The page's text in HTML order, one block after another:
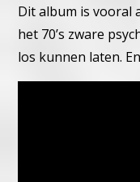
Dit album is vooral
het 70’s zware
los kunnen laten.